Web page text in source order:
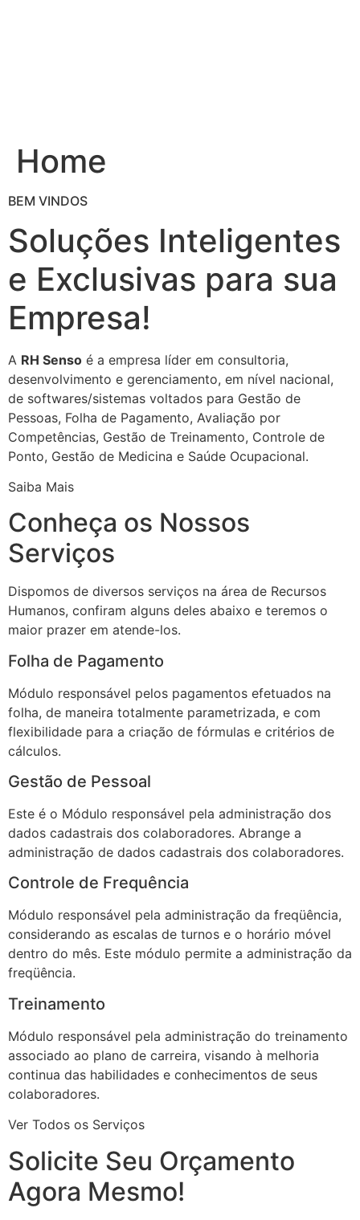
Home
BEM VINDOS
Soluções Inteligentes
e Exclusivas para sua
Empresa!
A RH Senso é a empresa líder em consultoria,
desenvolvimento e gerenciamento, em nível nacional,
de softwares/sistemas voltados para Gestão de
Pessoas, Folha de Pagamento, Avaliação por
Competências, Gestão de Treinamento, Controle de
Ponto, Gestão de Medicina e Saúde Ocupacional.
Saiba Mais
Conheça os Nossos
Serviços
Dispomos de diversos serviços na área de Recursos
Humanos, confiram alguns deles abaixo e teremos o
maior prazer em atende-los.
Folha de Pagamento
Módulo responsável pelos pagamentos efetuados na
folha, de maneira totalmente parametrizada, e com
flexibilidade para a criação de fórmulas e critérios de
cálculos.
Gestão de Pessoal
Este é o Módulo responsável pela administração dos
dados cadastrais dos colaboradores. Abrange a
administração de dados cadastrais dos colaboradores.
Controle de Frequência
Módulo responsável pela administração da freqüência,
considerando as escalas de turnos e o horário móvel
dentro do mês. Este módulo permite a administração da
freqüência.
Treinamento
Módulo responsável pela administração do treinamento
associado ao plano de carreira, visando à melhoria
continua das habilidades e conhecimentos de seus
colaboradores.
Ver Todos os Serviços
Solicite Seu Orçamento
Agora Mesmo!